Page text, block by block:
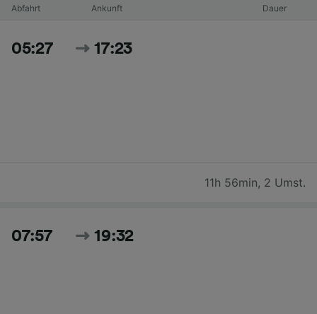
Abfahrt Ankunft Dauer
05:27 17:23
11h 56min, 2 Umst.
07:57 19:32